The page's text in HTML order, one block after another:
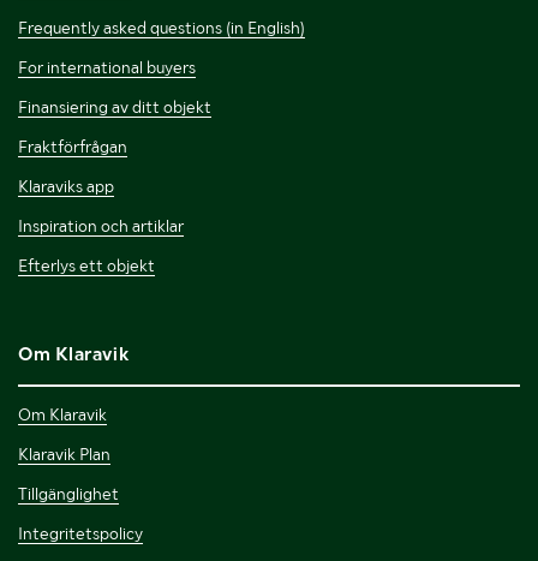
Frequently asked questions (in English)
For international buyers
Finansiering av ditt objekt
Fraktförfrågan
Klaraviks app
Inspiration och artiklar
Efterlys ett objekt
Om Klaravik
Om Klaravik
Klaravik Plan
Tillgänglighet
Integritetspolicy